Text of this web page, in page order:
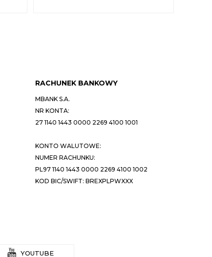
RACHUNEK BANKOWY
MBANK S.A.
NR KONTA:
27 1140 1443 0000 2269 4100 1001
KONTO WALUTOWE:
NUMER RACHUNKU:
PL97 1140 1443 0000 2269 4100 1002
KOD BIC/SWIFT: BREXPLPWXXX
YOUTUBE